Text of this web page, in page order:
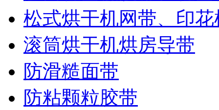
松式烘干机网带、印
滚筒烘干机烘房导带
防滑糙面带
防粘颗粒胶带